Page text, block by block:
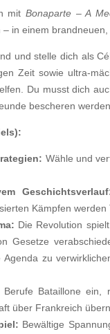
mit Bonaparte – A
in einem
und stelle dich als
Zeit sowie ultra-
Du musst dich
bescheren
Wähle und
Kämpfen
Die Revolution
Gesetze
Agenda zu
Berufe Bataillone ein,
über Frankreich
Bewältige